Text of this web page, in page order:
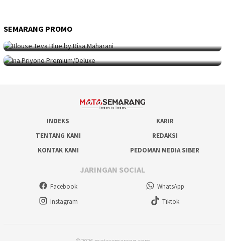
SEMARANG PROMO
SEMARANG PROMO 9 Mei 2026
SEMARANG PROMO 5 Mei 2026
Intip Koleksi Ina Priyono, Jenama Fesyen…
INDEKS
KARIR
TENTANG KAMI
REDAKSI
KONTAK KAMI
PEDOMAN MEDIA SIBER
JARINGAN SOCIAL
Facebook
WhatsApp
Instagram
Tiktok